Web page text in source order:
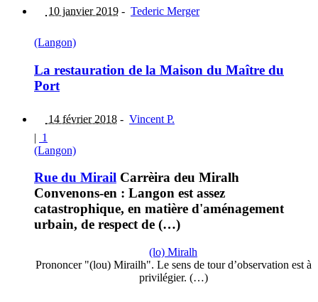
10 janvier 2019 - Tederic Merger
(Langon)
La restauration de la Maison du Maître du
Port
14 février 2018 - Vincent P.
| 1
(Langon)
Rue du Mirail Carrèira deu Miralh
Convenons-en : Langon est assez
catastrophique, en matière d'aménagement
urbain, de respect de (…)
(lo) Miralh
Prononcer "(lou) Mirailh". Le sens de tour d’observation est à
privilégier. (…)